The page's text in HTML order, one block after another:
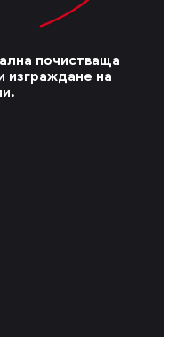
почистваща
изграждане на